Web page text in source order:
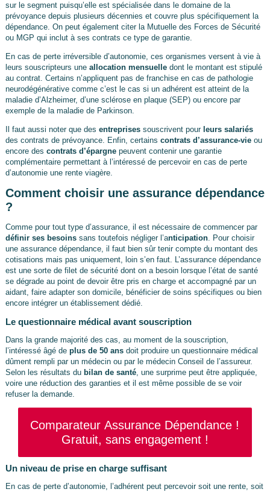
sur le segment puisqu’elle est spécialisée dans le domaine de la
prévoyance depuis plusieurs décennies et couvre plus spécifiquement la
dépendance. On peut également citer la Mutuelle des Forces de Sécurité
ou MGP qui inclut à ses contrats ce type de garantie.
En cas de perte irréversible d’autonomie, ces organismes versent à vie à
leurs souscripteurs une allocation mensuelledont le montant est stipulé
au contrat. Certains n’appliquent pas de franchise en cas de pathologie
neurodégénérative comme c’est le cas si un adhérent est atteint de la
maladie d’Alzheimer, d’une sclérose en plaque (SEP) ou encore par
exemple de la maladie de Parkinson.
Il faut aussi noter que des entreprisessouscrivent pour leurs salariés
des contrats de prévoyance. Enfin, certains contrats d’assurance-vieou
encore des contrats d’épargnepeuvent contenir une garantie
complémentaire permettant à l’intéressé de percevoir en cas de perte
d’autonomie une rente viagère.
Comment choisir une assurance dépendance
?
Comme pour tout type d’assurance, il est nécessaire de commencer par
définir ses besoinssans toutefois négliger l’anticipation. Pour choisir
une assurance dépendance, il faut bien sûr tenir compte du montant des
cotisations mais pas uniquement, loin s’en faut. L’assurance dépendance
est une sorte de filet de sécurité dont on a besoin lorsque l’état de santé
se dégrade au point de devoir être pris en charge et accompagné par un
aidant, faire adapter son domicile, bénéficier de soins spécifiques ou bien
encore intégrer un établissement dédié.
Le questionnaire médical avant souscription
Dans la grande majorité des cas, au moment de la souscription,
l’intéressé âgé de plus de 50 ansdoit produire un questionnaire médical
dûment rempli par un médecin ou par le médecin Conseil de l’assureur.
Selon les résultats du bilan de santé, une surprime peut être appliquée,
voire une réduction des garanties et il est même possible de se voir
refuser la demande.
Comparateur Assurance Dépendance !
Gratuit, sans engagement !
Un niveau de prise en charge suffisant
En cas de perte d’autonomie, l’adhérent peut percevoir soit une rente, soit